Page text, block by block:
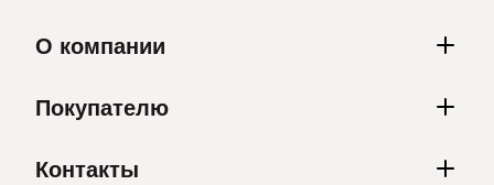
О компании
Покупателю
Контакты